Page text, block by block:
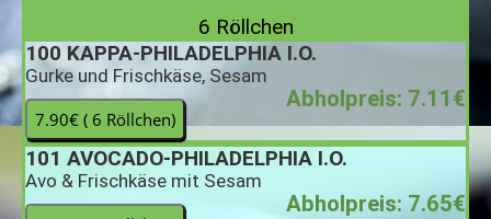
6 Röllchen
100 KAPPA-PHILADELPHIA I.O.
Gurke und Frischkäse, Sesam
Abholpreis: 7.11€
101 AVOCADO-PHILADELPHIA I.O.
Avo & Frischkäse mit Sesam
Abholpreis: 7.65€